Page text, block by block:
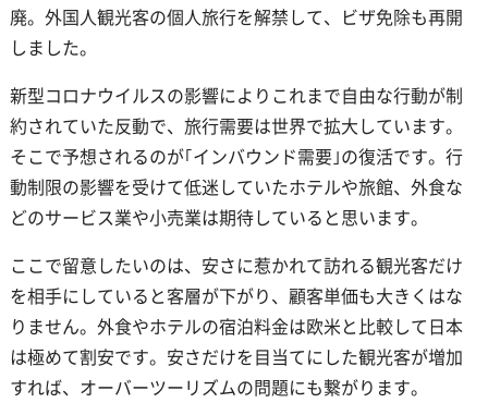
廃。外国人観光客の個人旅行を解禁して、ビザ免除も再開
しました。
新型コロナウイルスの影響によりこれまで自由な行動が制
約されていた反動で、旅行需要は世界で拡大しています。
そこで予想されるのが｢インバウンド需要｣の復活です。行
動制限の影響を受けて低迷していたホテルや旅館、外食な
どのサービス業や小売業は期待していると思います。
ここで留意したいのは、安さに惹かれて訪れる観光客だけ
を相手にしていると客層が下がり、顧客単価も大きくはな
りません。外食やホテルの宿泊料金は欧米と比較して日本
は極めて割安です。安さだけを目当てにした観光客が増加
すれば、オーバーツーリズムの問題にも繋がります。